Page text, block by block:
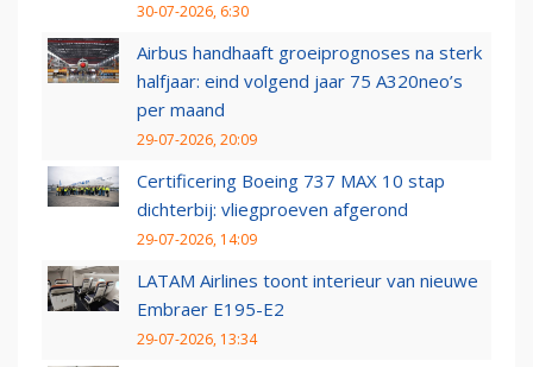
30-07-2026, 6:30
Airbus handhaaft groeiprognoses na sterk
halfjaar: eind volgend jaar 75 A320neo’s
per maand
29-07-2026, 20:09
Certificering Boeing 737 MAX 10 stap
dichterbij: vliegproeven afgerond
29-07-2026, 14:09
LATAM Airlines toont interieur van nieuwe
Embraer E195-E2
29-07-2026, 13:34